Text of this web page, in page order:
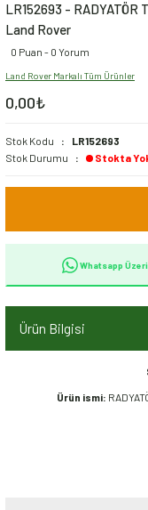
LR152693 - RADYATÖR
Land Rover
0 Puan - 0 Yorum
Land Rover Markalı Tüm Ürünler
0,00₺
Stok Kodu
LR152693
Stok Durumu
Stokta
Whatsapp
Ürün Bilgisi
Ürün ismi: